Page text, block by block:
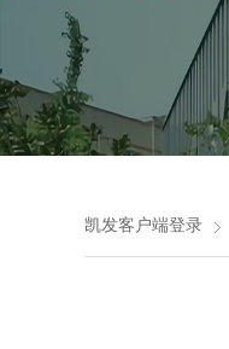
凯发客户端登录